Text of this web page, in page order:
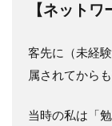
【ネット
客先に（未経
属されてから
当時の私は「